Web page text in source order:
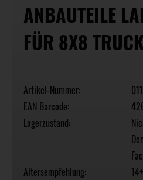
ANBAUTEILE
FÜR 8X8 TRUCK
Artikel-Nummer:
EAN Barcode:
Lagerzustand:
Altersempfehlung:
14+